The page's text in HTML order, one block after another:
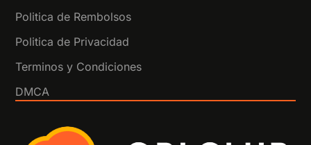
Politica de Rembolsos
Politica de Privacidad
Terminos y Condiciones
DMCA